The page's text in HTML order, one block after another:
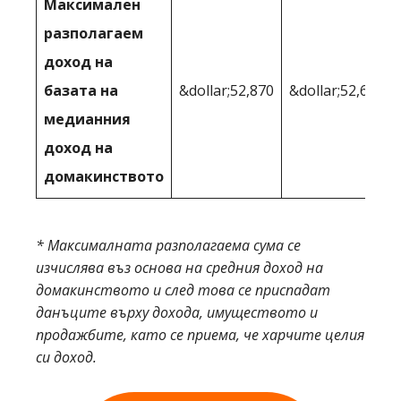
Максимален
разполагаем
доход на
базата на
медианния
доход на
домакинството
&dollar;52,870 &dollar;52,693
* Максималната разполагаема сума се
изчислява въз основа на средния доход на
домакинството и след това се приспадат
данъците върху дохода, имуществото и
продажбите, като се приема, че харчите целия
си доход.